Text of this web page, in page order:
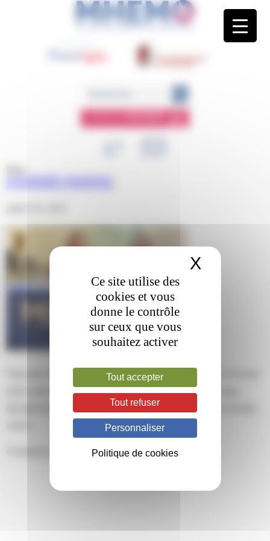
ESPACEMEMBRE
JOURNÉE MHEMO
This entry was posted on vendredi, juillet 7th, 2023 at 13 h 44 min
and is filed under . You can follow any responses to this entry
feed. Both comments and pings are currently
Panneau de gestion des cookies
Ce site utilise des
cookies et vous
donne le contrôle
sur ceux que vous
souhaitez activer
Tout accepter
Tout refuser
Personnaliser
Politique de cookies
X